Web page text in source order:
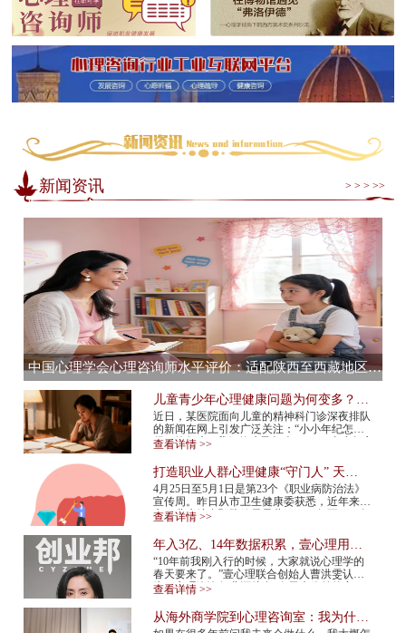
新闻资讯 > > > >>
中国心理学会心理咨询师水平评价：适配陕西至西藏地区，心理咨询师水平评价全流程服务提供商
儿童青少年心理健康问题为何变多？应
该如何预防？
近日，某医院面向儿童的精神科门诊深夜排队
的新闻在网上引发广泛关注：“小小年纪怎么
得了抑郁症”“我们的孩子怎么了”……青少年心
查看详情 >>
打造职业人群心理健康“守门人” 天津
市职业人群心理咨询平台上线
4月25日至5月1日是第23个《职业病防治法》
宣传周。昨日从市卫生健康委获悉，近年来我
市职业病综合预防效果显著，2015年至2024年
2024年...
查看详情 >>
年入3亿、14年数据积累，壹心理用AI
打造心理服务行业“小怪兽”
“10年前我刚入行的时候，大家就说心理学的
春天要来了。”壹心理联合创始人曹洪雯认
为，心理咨询行业还处在“春天来临前的寒
标准...
查看详情 >>
从海外商学院到心理咨询室：我为什么